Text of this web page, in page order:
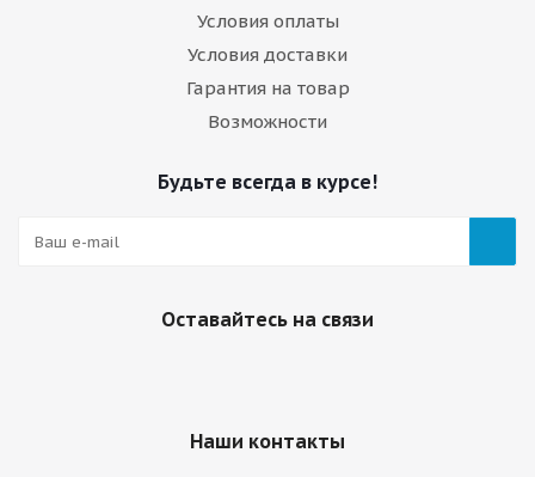
Условия оплаты
Условия доставки
Гарантия на товар
Возможности
Будьте всегда в курсе!
Оставайтесь на связи
Наши контакты